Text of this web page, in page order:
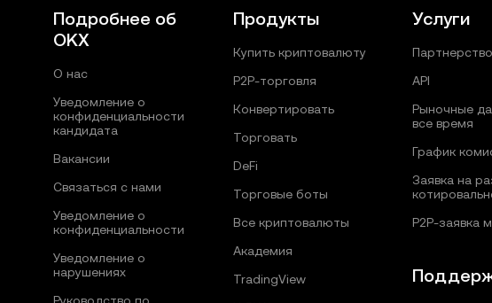
Подробнее об
OKX
О нас
Уведомление о
конфиденциальности
кандидата
Вакансии
Связаться с нами
Уведомление о
конфиденциальности
Уведомление о
нарушениях
Продукты
Купить криптовалюту
P2P-торговля
Конвертировать
Торговать
DeFi
Торговые боты
Все криптовалюты
Академия
TradingView
Услуги
Партнерство
API
Рыночные
все время
График
Заявка на
P2P‑заявка